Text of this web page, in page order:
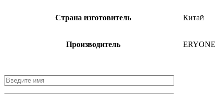
Страна изготовитель Китай
Производитель ERYONE